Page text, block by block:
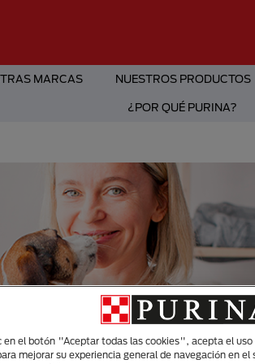
MARCAS NUESTROS PRODUCTOS
¿POR QUÉ PURINA?
en el botón "Aceptar todas las cookies", acepta el
mejorar su experiencia general de navegación en